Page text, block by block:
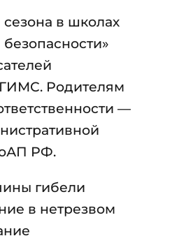
в школах
Родителям
—
РФ.
гибели
в нетрезвом